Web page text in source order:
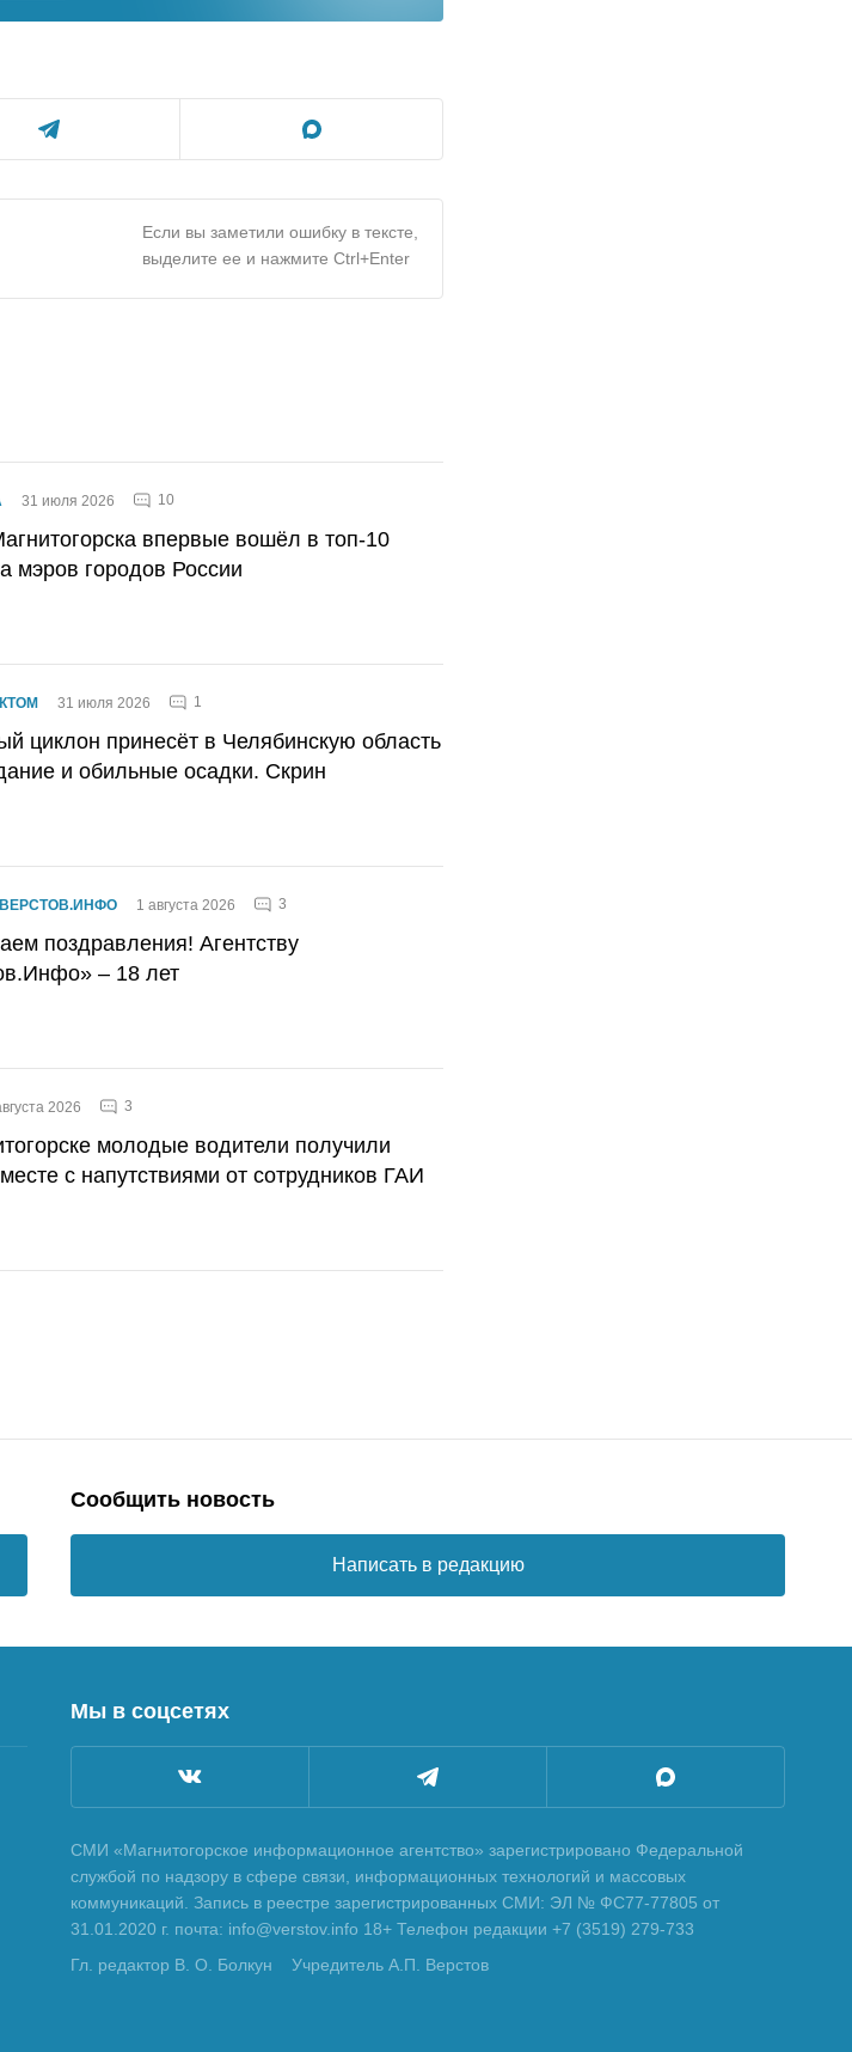
Если вы заметили ошибку в тексте,
выделите ее и нажмите Ctrl+Enter
31 июля 2026 10
впервые вошёл в топ-10
мэров городов России
31 июля 2026 1
циклон принесёт в Челябинскую область
и обильные осадки. Скрин
1 августа 2026 3
поздравления! Агентству
– 18 лет
2026 3
молодые водители получили
с напутствиями от сотрудников ГАИ
Сообщить новость
Написать в редакцию
Мы в соцсетях
СМИ «Магнитогорское информационное агентство» зарегистрировано Федеральной
службой по надзору в сфере связи, информационных технологий и массовых
коммуникаций. Запись в реестре зарегистрированных СМИ: ЭЛ № ФС77-77805 от
31.01.2020 г. почта: info@verstov.info 18+ Телефон редакции +7 (3519) 279-733
Гл. редактор В. О. Болкун
Учредитель А.П. Верстов